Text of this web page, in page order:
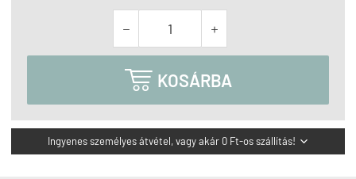
 
 KOSÁRBA
Ingyenes személyes átvétel, vagy akár 0 Ft-os szállítás! 